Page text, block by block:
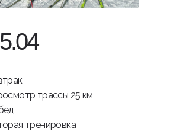
трассы 25 км
тренировка